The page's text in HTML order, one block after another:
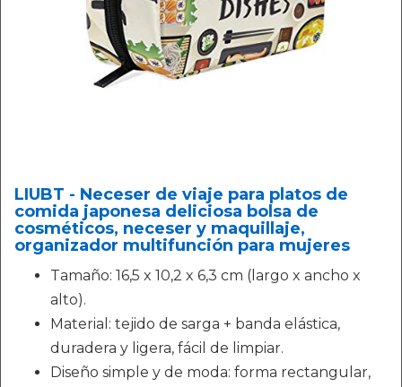
LIUBT - Neceser de viaje para platos de
comida japonesa deliciosa bolsa de
cosméticos, neceser y maquillaje,
organizador multifunción para mujeres
Tamaño: 16,5 x 10,2 x 6,3 cm (largo x ancho x
alto).
Material: tejido de sarga + banda elástica,
duradera y ligera, fácil de limpiar.
Diseño simple y de moda: forma rectangular,